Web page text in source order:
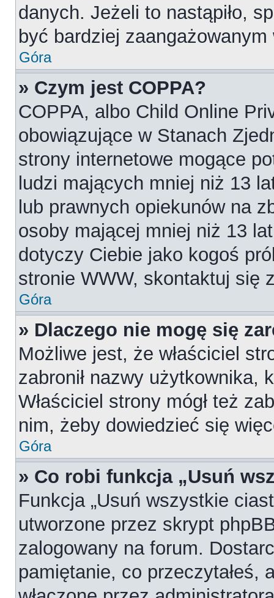
danych. Jeżeli to nastąpiło,
być bardziej
Góra
» Czym jest COPPA?
COPPA, albo Child Online
obowiązujące w Stanach
strony internetowe mogące
ludzi mających mniej niż 13
lub prawnych opiekunów na
osoby mającej mniej niż 13
dotyczy Ciebie jako kogoś
stronie WWW, skontaktuj się
Góra
» Dlaczego nie mogę się
Możliwe jest, że właściciel
zabronił nazwy użytkownika,
Właściciel strony mógł też
nim, żeby dowiedzieć się
Góra
» Co robi funkcja „Usuń
Funkcja „Usuń wszystkie
utworzone przez skrypt
zalogowany na forum.
pamiętanie, co przeczytałeś,